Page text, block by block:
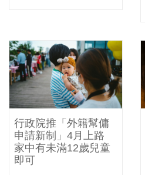
行政院推「外籍幫傭
申請新制」4月上路
家中有未滿12歲兒童
即可